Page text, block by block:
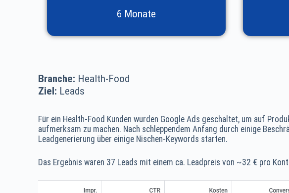
6 Monate
Branche: Health-Food
Ziel: Leads
Für ein Health-Food Kunden wurden Google Ads geschaltet, um auf
aufmerksam zu machen. Nach schleppendem Anfang durch einige
Leadgenerierung über einige Nischen-Keywords starten.
Das Ergebnis waren 37 Leads mit einem ca. Leadpreis von ~32 € pro